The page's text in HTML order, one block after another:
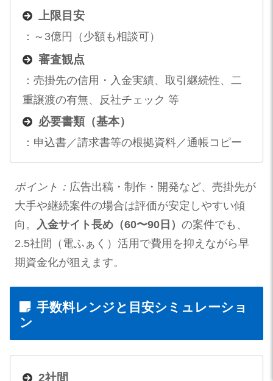
上限目安
：～3億円（少額も相談可）
審査観点
：売掛先の信用・入金実績、取引継続性、二
重譲渡の有無、反社チェック 等
必要書類（基本）
：申込書／請求書等の根拠資料／通帳コピー
ポイント： 広告出稿・制作・開発など、売掛先が
大手や継続案件の場合は評価が安定しやすい傾
向。 入金サイト長め（60〜90日） の案件でも、
2.5社間（電ふぁく）活用で費用を抑えながら早
期資金化が狙えます。
手数料レンジと目安シミュレーショ
ン
2社間